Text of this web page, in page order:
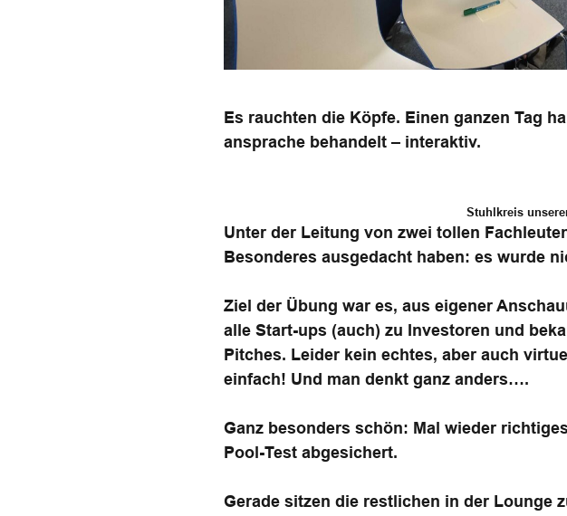
Es rauchten die Köpfe. Einen ganzen Tag
ansprache behandelt – interaktiv.
Stuhlkreis
Unter der Leitung von zwei tollen
Besonderes ausgedacht haben: es wurde
Ziel der Übung war es, aus eigener
alle Start-ups (auch) zu Investoren und
Pitches. Leider kein echtes, aber auch
einfach! Und man denkt ganz anders….
Ganz besonders schön: Mal wieder
Pool-Test abgesichert.
Gerade sitzen die restlichen in der Lounge